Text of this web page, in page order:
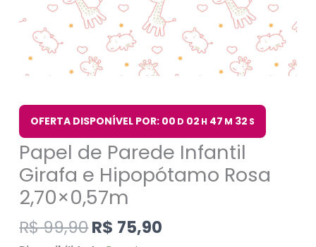
OFERTA DISPONÍVEL POR: 00 D 02 H 47 M 32 S
Papel de Parede Infantil
Girafa e Hipopótamo Rosa
2,70×0,57m
R$99,90R$ 75,90